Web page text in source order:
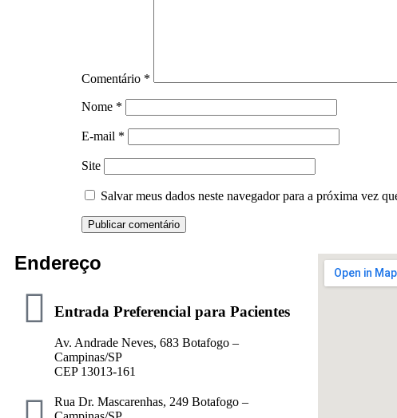
Comentário *
Nome *
E-mail *
Site
Salvar meus dados neste navegador para a próxima vez
Endereço
Entrada Preferencial para Pacientes
Av. Andrade Neves, 683 Botafogo –
Campinas/SP
CEP 13013-161
Rua Dr. Mascarenhas, 249 Botafogo –